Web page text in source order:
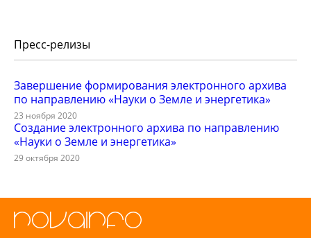
Пресс-релизы
Завершение формирования электронного архива
по направлению «Науки о Земле и энергетика»
23 ноября 2020
Создание электронного архива по направлению
«Науки о Земле и энергетика»
29 октября 2020